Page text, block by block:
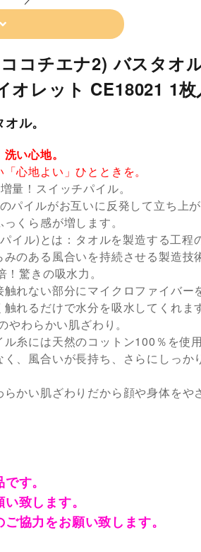
コチエナ2) バスタオ
オレット CE18021 1枚
ル。
い心地。
心地よい」ひとときを。
量！スイッチパイル。
パイルがお互いに反発して立ち上が
くら感が増します。
イル)とは：タオルを製造する工程
のある風合いを持続させる製造技
驚きの吸水力。
れない部分にマイクロファイバー
れるだけで水分を吸水してくれま
わらかい肌ざわり。
糸には天然のコットン100％を使用
、風合いが長持ち、さらにしっか
らかい肌ざわりだから顔や身体をや
す。
致します。
協力をお願い致します。